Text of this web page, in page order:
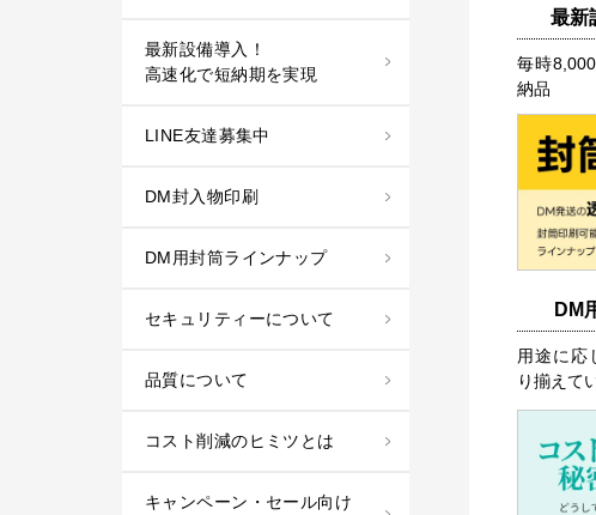
最新設備導入！
高速化で短納期を実現
LINE友達募集中
DM封入物印刷
DM用封筒ラインナップ
セキュリティーについて
品質について
コスト削減のヒミツとは
キャンペーン・セール向け
最新
毎時
納品
DM
用途に応
り揃えて